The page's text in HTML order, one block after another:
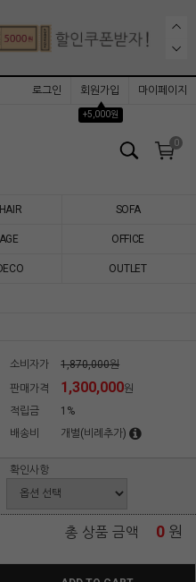
로그인
회원가입
▲
+5,000원
마이페이지
0
SOFA
OFFICE
OUTLET
소비자가
1,870,000원
판매가격
1,300,000원
적립금
1%
배송비
개별(비례추가)
확인사항
총 상품 금액 0 원